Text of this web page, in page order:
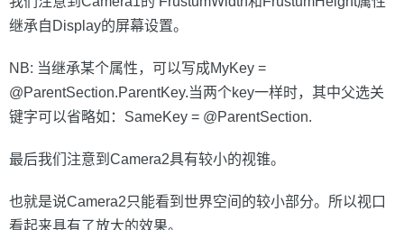
继承自Display的屏幕设置。
NB: 当继承某个属性，可以写成MyKey =
@ParentSection.ParentKey.当两个key一样时，其中父选关
键字可以省略如：SameKey = @ParentSection.
最后我们注意到Camera2具有较小的视锥。
也就是说Camera2只能看到世界空间的较小部分。所以视口
看起来具有了放大的效果。